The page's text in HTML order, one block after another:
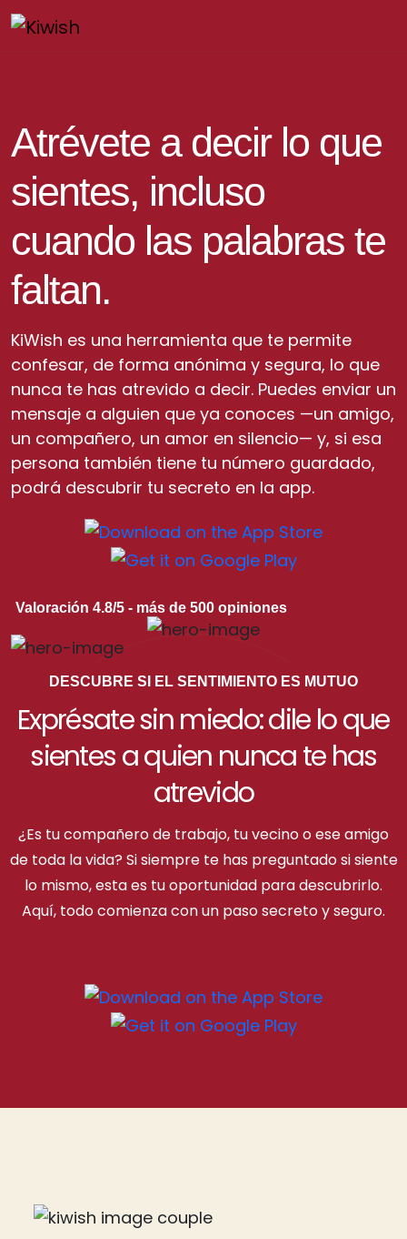
Atrévete a decir lo que
sientes, incluso
cuando las palabras te
faltan.
KiWish es una herramienta que te permite
confesar, de forma anónima y segura, lo que
nunca te has atrevido a decir. Puedes enviar un
mensaje a alguien que ya conoces —un amigo,
un compañero, un amor en silencio— y, si esa
persona también tiene tu número guardado,
podrá descubrir tu secreto en la app.
Valoración 4.8/5 - más de 500 opiniones
DESCUBRE SI EL SENTIMIENTO ES MUTUO
Exprésate sin miedo: dile lo que
sientes a quien nunca te has
atrevido
¿Es tu compañero de trabajo, tu vecino o ese amigo
de toda la vida? Si siempre te has preguntado si siente
lo mismo, esta es tu oportunidad para descubrirlo.
Aquí, todo comienza con un paso secreto y seguro.